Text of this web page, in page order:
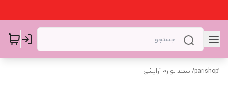
parishop1
/استند لوازم آرایشی